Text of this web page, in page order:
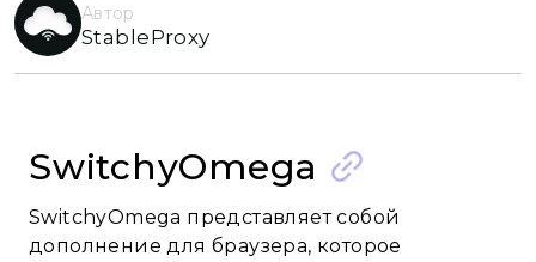
Автор
StableProxy
SwitchyOmega
SwitchyOmega представляет собой
дополнение для браузера, которое